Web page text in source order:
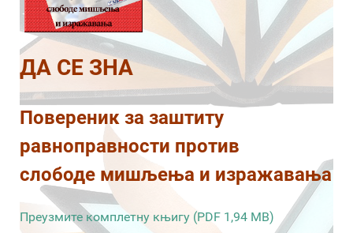
ДА СЕ ЗНА
Повереник за заштиту
равноправности против
слободе мишљења и изражавања
Преузмите комплетну књигу (PDF 1,94 MB)